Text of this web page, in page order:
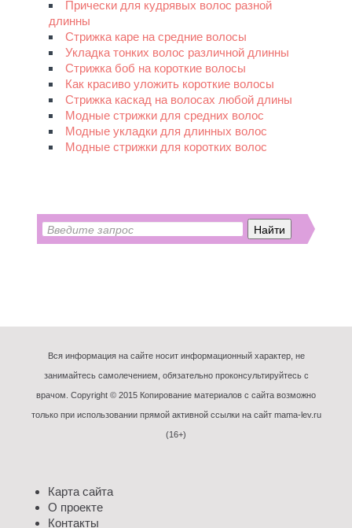
Прически для кудрявых волос разной
длинны
Стрижка каре на средние волосы
Укладка тонких волос различной длинны
Стрижка боб на короткие волосы
Как красиво уложить короткие волосы
Стрижка каскад на волосах любой длины
Модные стрижки для средних волос
Модные укладки для длинных волос
Модные стрижки для коротких волос
Вся информация на сайте носит информационный характер, не
занимайтесь самолечением, обязательно проконсультируйтесь с
врачом. Copyright © 2015 Копирование материалов с сайта возможно
только при использовании прямой активной ссылки на сайт mama-lev.ru
(16+)
Карта сайта
О проекте
Контакты